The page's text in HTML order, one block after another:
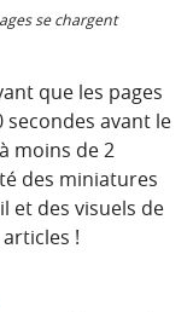
se chargent
que les pages
secondes avant le
moins de 2
des miniatures
et des visuels de
!